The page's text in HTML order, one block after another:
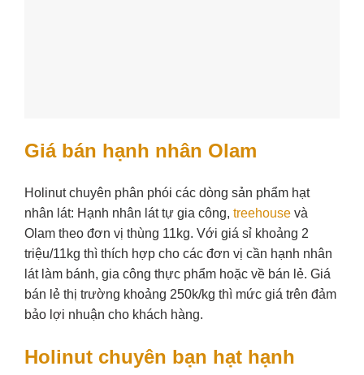
Giá bán hạnh nhân Olam
Holinut chuyên phân phói các dòng sản phẩm hạt
nhân lát: Hạnh nhân lát tự gia công, treehouse và
Olam theo đơn vị thùng 11kg. Với giá sỉ khoảng 2
triệu/11kg thì thích hợp cho các đơn vị cần hạnh nhân
lát làm bánh, gia công thực phẩm hoặc về bán lẻ. Giá
bán lẻ thị trường khoảng 250k/kg thì mức giá trên đảm
bảo lợi nhuận cho khách hàng.
Holinut chuyên bạn hạt hạnh